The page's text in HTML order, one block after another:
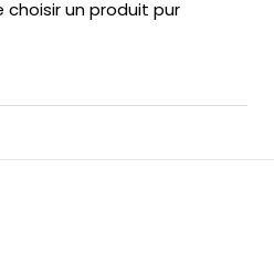
un produit pur